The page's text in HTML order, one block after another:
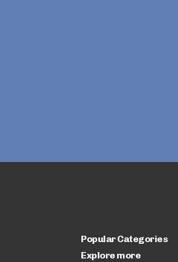
Popular Categories
Explore more